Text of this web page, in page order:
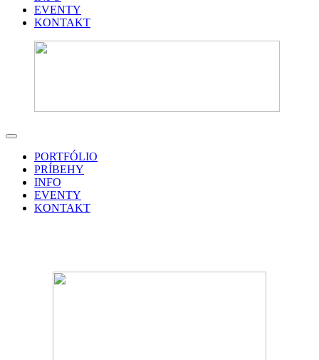
EVENTY
KONTAKT
PORTFÓLIO
PRÍBEHY
INFO
EVENTY
KONTAKT